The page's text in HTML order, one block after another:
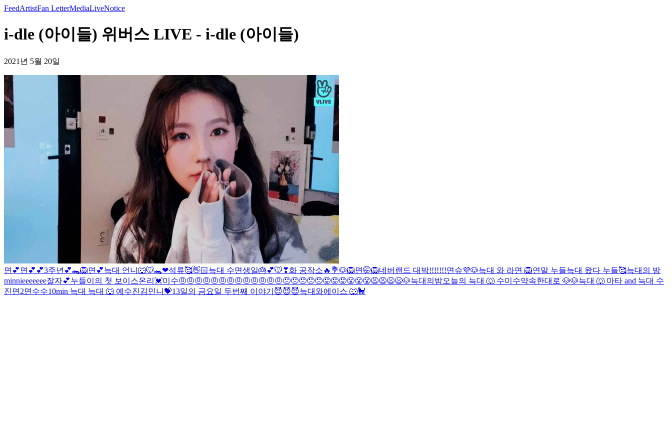
FeedArtistFan LetterMediaLiveNotice
i-dle (아이들) 위버스 LIVE - i-dle (아이들)
2021년 5월 20일
면💕 면💕💕3주년💕🐊🦁면💕늑대 언니🐺🐭🐊❤석류🥰👋🏻늑대 수면생일🎂💕🐭❣화 공작소🔥💐🐶🦁면🤭🦁네버랜드 대박!!!!!!!면슈💜🐶늑대 와 라면 🦁연말 누들늑대 왔다 누들🥰늑대의 밤
minnieeeeeee잘자💕누들이의 첫 보이스온리💓미수🤨🤨🤨🤨🤨🤨🤨🤨🤨🤨🤨🤨🤨😠😠😠😠😠😡😡😡😤😤😤😩😩😫😫🐶늑대의밤오늘의 늑대 🐺 수미수약속한대로 🐶🐶늑대 🐺 마타 and 늑대 수
진 면2면 수수10min 늑대 늑대 🐺 예 수진김민니💝13일의 금요일 두번째 이야기😈😈😈늑대와에이스 🐺🐩